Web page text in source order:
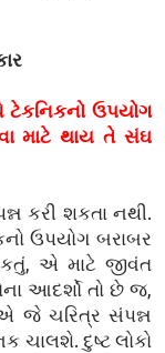
ઉપયોગ
માટે થાય તે સંઘ
કરી શકતા નથી.
ઉપયોગ બરાબર
એ માટે જીવંત
આદર્શો તો છે જ,
જે ચરિત્ર સંપન્ન
ચાલશે. દુષ્ટ લોકો